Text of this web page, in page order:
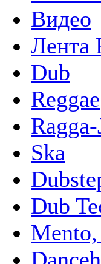
Видео
Лента
Dub
Reggae
Ska
Dub